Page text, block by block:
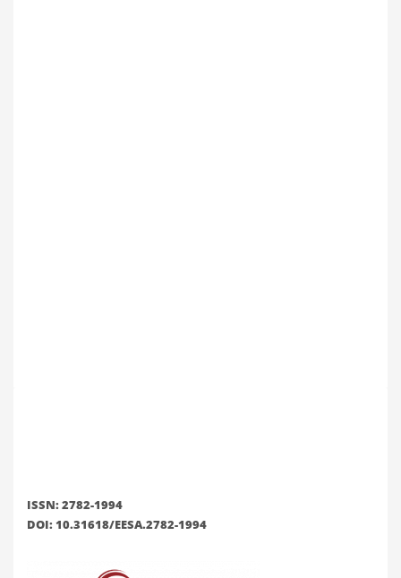
ISSN: 2782-1994
DOI: 10.31618/EESA.2782-1994